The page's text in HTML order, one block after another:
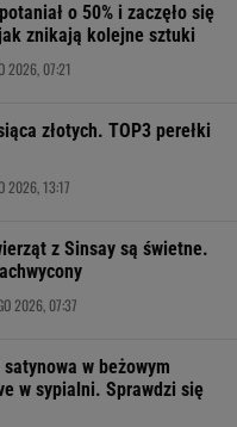
o 50% i zaczęło się
znikają kolejne sztuki
2026, 07:21
złotych. TOP3 perełki
2026, 13:17
z Sinsay są świetne.
2026, 07:37
w beżowym
w sypialni. Sprawdzi się